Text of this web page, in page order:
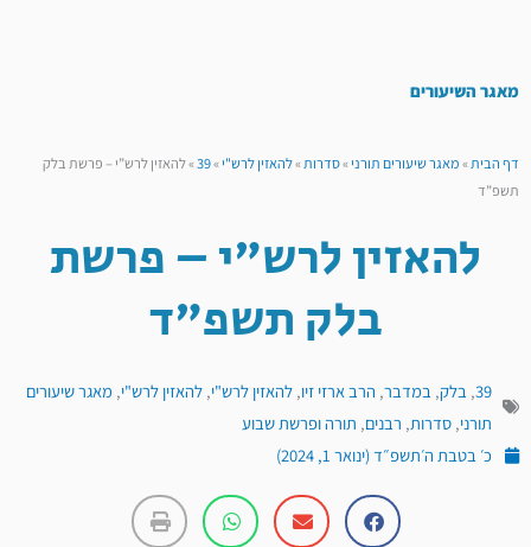
מאגר השיעורים
דף הבית»מאגר שיעורים תורני»סדרות»להאזין לרש"י»
39
»להאזין לרש”י – פרשת בלק
תשפ”ד
להאזין לרש"י – פרשת
בלק תשפ"ד
39
, בלק, במדבר, הרב ארזי זיו, להאזין לרש"י, להאזין לרש"י, מאגר שיעורים
תורני, סדרות, רבנים, תורה ופרשת שבוע
כ׳ בטבת ה׳תשפ״ד (ינואר 1, 2024)